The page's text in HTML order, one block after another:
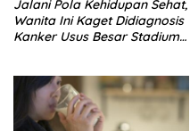
Jalani Pola Kehidupan Sehat,
Wanita Ini Kaget Didiagnosis
Kanker Usus Besar Stadium